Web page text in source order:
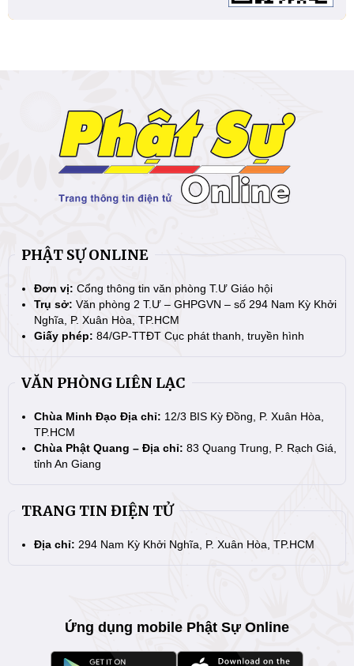
PHẬT SỰ ONLINE
Đơn vị: Cổng thông tin văn phòng T.Ư Giáo hội
Trụ sở: Văn phòng 2 T.Ư – GHPGVN – số 294 Nam Kỳ Khởi
Nghĩa, P. Xuân Hòa, TP.HCM
Giấy phép: 84/GP-TTĐT Cục phát thanh, truyền hình
VĂN PHÒNG LIÊN LẠC
Chùa Minh Đạo Địa chỉ: 12/3 BIS Kỳ Đồng, P. Xuân Hòa,
TP.HCM
Chùa Phật Quang – Địa chỉ: 83 Quang Trung, P. Rạch Giá,
tỉnh An Giang
TRANG TIN ĐIỆN TỬ
Địa chỉ: 294 Nam Kỳ Khởi Nghĩa, P. Xuân Hòa, TP.HCM
Ứng dụng mobile Phật Sự Online